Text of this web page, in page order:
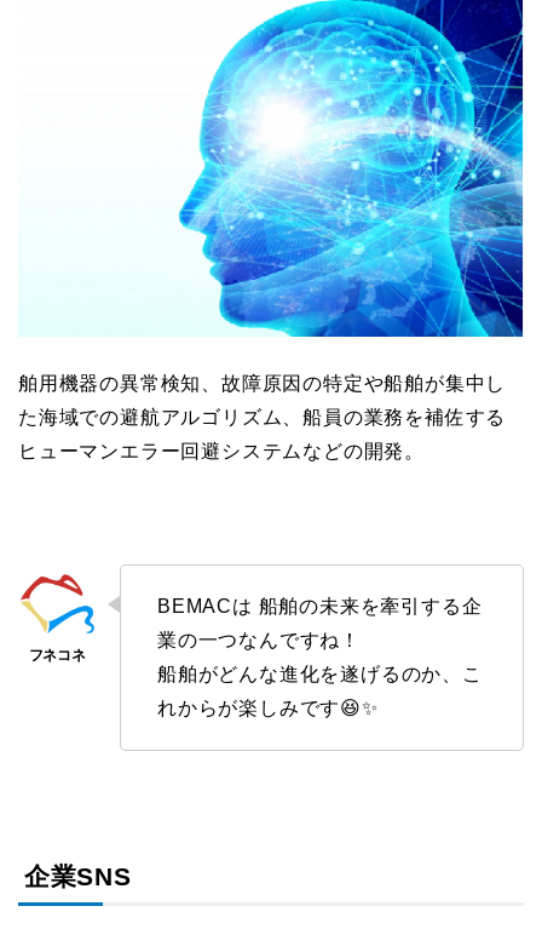
舶用機器の異常検知、故障原因の特定や船舶が集中し
た海域での避航アルゴリズム、船員の業務を補佐する
ヒューマンエラー回避システムなどの開発。
BEMACは 船舶の未来を牽引する企
業の一つなんですね！
船舶がどんな進化を遂げるのか、こ
れからが楽しみです😆✨
企業SNS